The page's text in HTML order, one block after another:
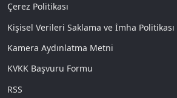
Çerez Politikası
Kişisel Verileri Saklama ve İmha Politikası
Kamera Aydınlatma Metni
KVKK Başvuru Formu
RSS